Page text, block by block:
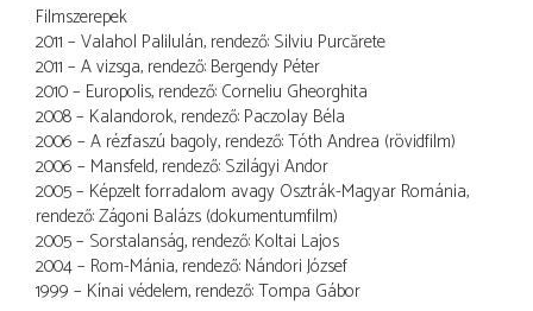
Filmszerepek
2011 – Valahol Palilulán, rendező: Silviu Purcărete
2011 – A vizsga, rendező: Bergendy Péter
2010 – Europolis, rendező: Corneliu Gheorghita
2008 – Kalandorok, rendező: Paczolay Béla
2006 – A rézfaszú bagoly, rendező: Tóth Andrea (rövidfilm)
2006 – Mansfeld, rendező: Szilágyi Andor
2005 – Képzelt forradalom avagy Osztrák-Magyar Románia,
rendező: Zágoni Balázs (dokumentumfilm)
2005 – Sorstalanság, rendező: Koltai Lajos
2004 – Rom-Mánia, rendező: Nándori József
1999 – Kínai védelem, rendező: Tompa Gábor